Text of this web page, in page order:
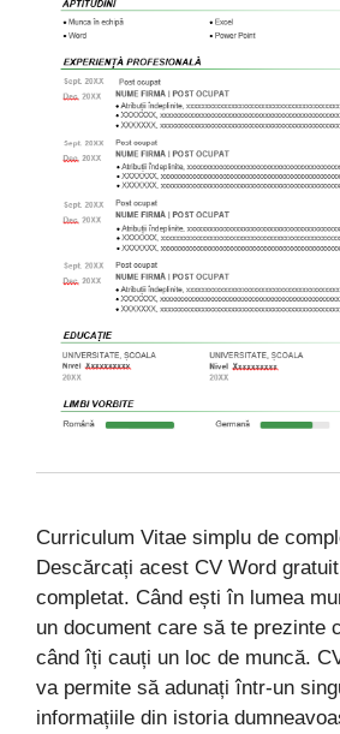
Curriculum Vitae simplu de
Descărcați acest CV Word
completat. Când ești în lumea
un document care să te prezinte
când îți cauți un loc de muncă.
va permite să adunați într-un
informațiile din istoria